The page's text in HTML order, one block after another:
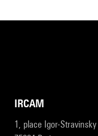
IRCAM
1, place Igor-Stravinsky